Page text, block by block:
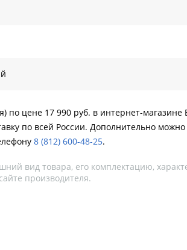
по цене 17 990 руб. в интернет-
по всей России. Дополнительно
8 (812) 600-48-25.
вид товара, его комплектацию,
производителя.